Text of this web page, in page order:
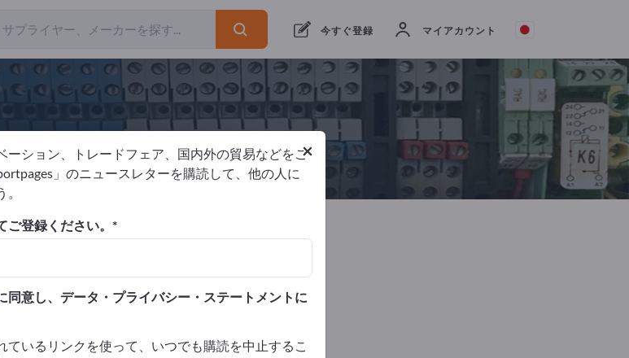
今すぐ登録 マイアカウント
B.V.
Website
トを
信
話
×
ーション、トレードフェア、国内外の貿易などをご
」のニュースレターを購読して、他の人に
登録ください。
同意し、データ・プライバシー・ステートメントに
ているリンクを使って、いつでも購読を中止するこ